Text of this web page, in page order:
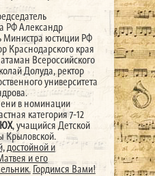
РФ Александр
Министра юстиции РФ
Краснодарского края
Всероссийского
Долуда, ректор
университета
в номинации
категория 7-12
, учащийся Детской
Крыловской.
достойной и
и его
Гордимся Вами!